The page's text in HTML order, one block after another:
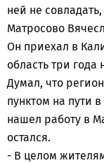
ней не
Матросово
Он приехал в
область три года
Думал, что
пунктом на пути
нашел работу в
остался.
- В целом